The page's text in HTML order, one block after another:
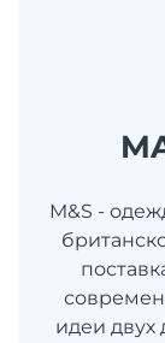
M&S -
идеи двух